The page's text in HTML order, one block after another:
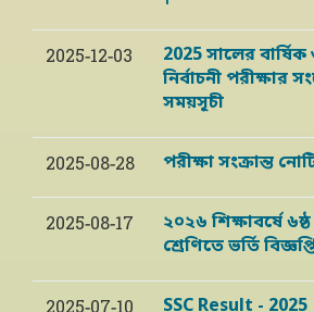
2025-12-03
2025 সালের
নির্বাচনী পরীক্ষার
সময়সূচী
2025-08-28 পরীক্ষা সংক্রান্ত
2025-08-17
২০২৬ শিক্ষাবর্ষে ৬ষ্ঠ
শ্রেণিতে ভর্তি
2025-07-10 SSC Result - 2025